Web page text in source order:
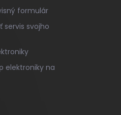
formulár
servis svojho
elektroniky na